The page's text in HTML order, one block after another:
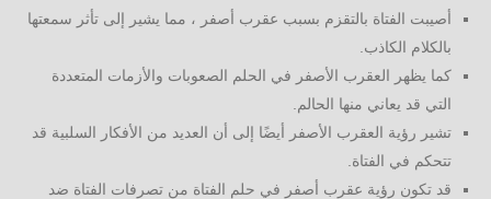
أصيبت الفتاة بالتقزم بسبب عقرب أصفر ، مما يشير إلى تأثر سمعتها
بالكلام الكاذب.
كما يظهر العقرب الأصفر في الحلم الصعوبات والأزمات المتعددة
التي قد يعاني منها الحالم.
تشير رؤية العقرب الأصفر أيضًا إلى أن العديد من الأفكار السلبية قد
تتحكم في الفتاة.
قد تكون رؤية عقرب أصفر في حلم الفتاة من تصرفات الفتاة ضد